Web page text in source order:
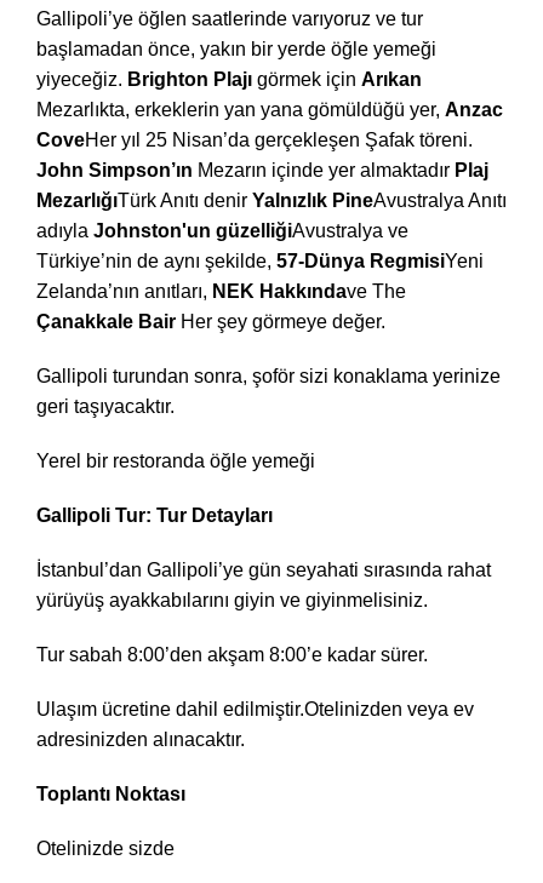
Gallipoli’ye öğlen saatlerinde varıyoruz ve tur
başlamadan önce, yakın bir yerde öğle yemeği
yiyeceğiz. Brighton Plajı görmek için Arıkan
Mezarlıkta, erkeklerin yan yana gömüldüğü yer, Anzac
CoveHer yıl 25 Nisan’da gerçekleşen Şafak töreni.
John Simpson’ın Mezarın içinde yer almaktadır Plaj
MezarlığıTürk Anıtı denir Yalnızlık PineAvustralya Anıtı
adıyla Johnston'un güzelliğiAvustralya ve
Türkiye’nin de aynı şekilde, 57-Dünya RegmisiYeni
Zelanda’nın anıtları, NEK Hakkındave The
Çanakkale Bair Her şey görmeye değer.
Gallipoli turundan sonra, şoför sizi konaklama yerinize
geri taşıyacaktır.
Yerel bir restoranda öğle yemeği
Gallipoli Tur: Tur Detayları
İstanbul’dan Gallipoli’ye gün seyahati sırasında rahat
yürüyüş ayakkabılarını giyin ve giyinmelisiniz.
Tur sabah 8:00’den akşam 8:00’e kadar sürer.
Ulaşım ücretine dahil edilmiştir.Otelinizden veya ev
adresinizden alınacaktır.
Toplantı Noktası
Otelinizde sizde